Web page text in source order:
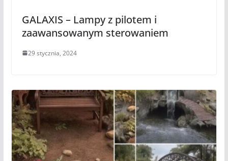
GALAXIS – Lampy z pilotem i
zaawansowanym sterowaniem
29 stycznia, 2024